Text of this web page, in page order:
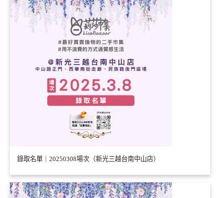
錄取名單｜20250308場次（新光三越台南中山店）